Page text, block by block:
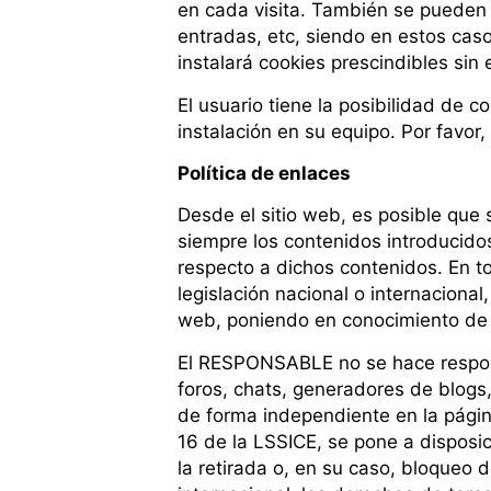
en cada visita. También se
entradas, etc, siendo en estos
instalará cookies prescindibles sin
El usuario tiene la posibilidad de
instalación en su equipo. Por
Política de enlaces
Desde el sitio web, es posible que
siempre los contenidos
respecto a dichos contenidos. En
legislación nacional o
web, poniendo en conocimiento
El RESPONSABLE no se hace
foros, chats, generadores de
de forma independiente en la
16 de la LSSICE, se pone a
la retirada o, en su caso, bloqueo